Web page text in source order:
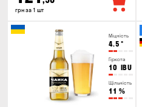
грн за 1 шт
Міцність
4.5 °
Гіркота
10 IBU
Щільність
11 %